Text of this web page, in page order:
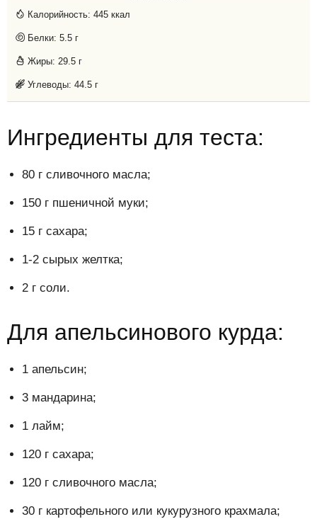
Калорийность: 445 ккал
Белки: 5.5 г
Жиры: 29.5 г
Углеводы: 44.5 г
Ингредиенты для теста:
80 г сливочного масла;
150 г пшеничной муки;
15 г сахара;
1-2 сырых желтка;
2 г соли.
Для апельсинового курда:
1 апельсин;
3 мандарина;
1 лайм;
120 г сахара;
120 г сливочного масла;
30 г картофельного или кукурузного крахмала;